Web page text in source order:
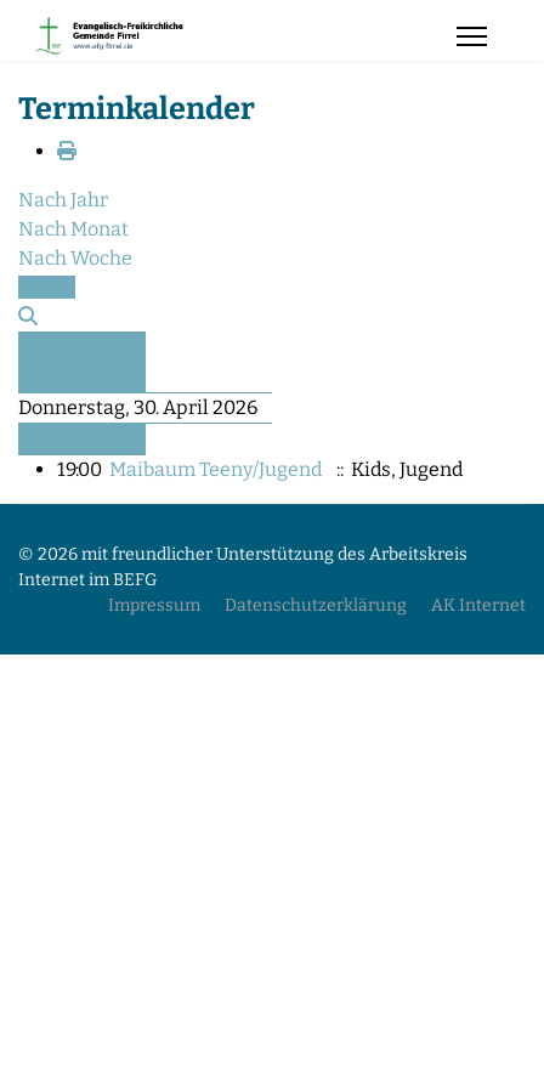
Terminkalender
Nach Jahr
Nach Monat
Nach Woche
Donnerstag, 30. April 2026
19:00 Maibaum Teeny/Jugend :: Kids, Jugend
© 2026 mit freundlicher Unterstützung des Arbeitskreis
Internet im BEFG
Impressum
Datenschutzerklärung AK Internet